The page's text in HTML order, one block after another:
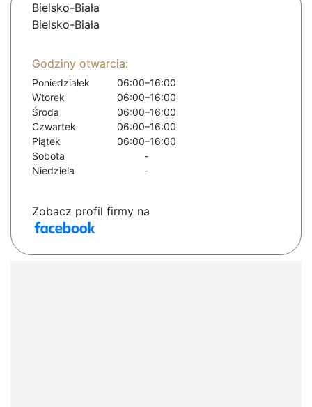
Bielsko-Biała
Bielsko-Biała
Godziny otwarcia:
Poniedziałek
06:00–16:00
Wtorek
06:00–16:00
Środa
06:00–16:00
Czwartek
06:00–16:00
Piątek
06:00–16:00
Sobota
-
Niedziela
-
Zobacz profil firmy na